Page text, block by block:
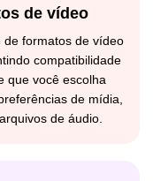
de vídeo
de formatos de vídeo
compatibilidade
que você escolha
de mídia,
de áudio.